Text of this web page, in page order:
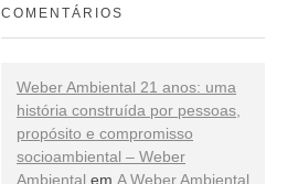
COMENTÁRIOS
Weber Ambiental 21 anos: uma
história construída por pessoas,
propósito e compromisso
socioambiental – Weber
Ambiental em A Weber Ambiental